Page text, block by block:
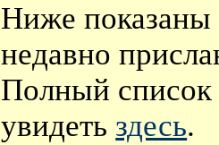
Ниже показаны
недавно
Полный
увидеть здесь.